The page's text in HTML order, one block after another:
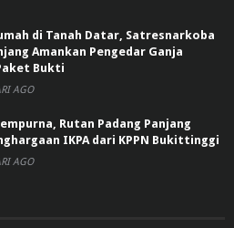
di Tanah Datar, Satresnarkoba
Amankan Pengedar Ganja
Bukti
AGO
Rutan Padang Panjang
IKPA dari KPPN Bukittinggi
AGO